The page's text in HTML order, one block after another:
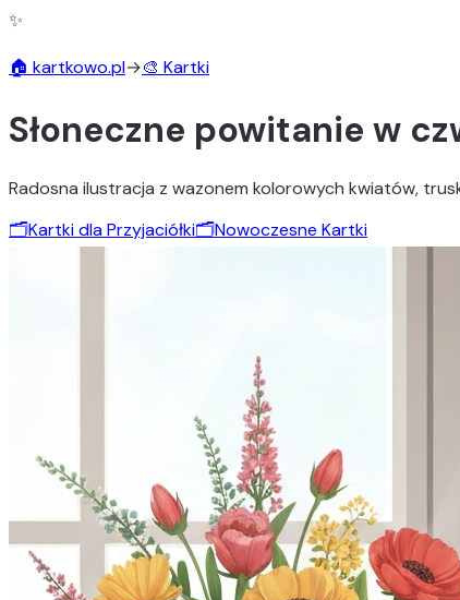
✨
🏠 kartkowo.pl→🎨 Kartki
Słoneczne powitanie w
Radosna ilustracja z wazonem kolorowych kwiatów,
🗂️Kartki dla Przyjaciółki🗂️Nowoczesne Kartki